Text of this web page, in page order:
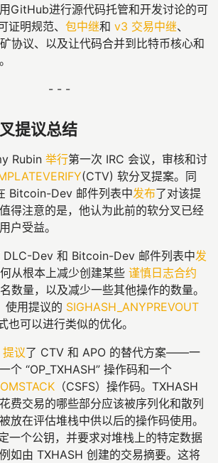
GitHub进行源代码托管和开发讨论的可
证明规范、 包中继和 v3 交易中继、
协议、以及让代码合并到比特币核心和
- - -
提议总结
Rubin 举行第一次 IRC 会议，审核和讨
(CTV) 软分叉提案。同
Bitcoin-Dev 邮件列表中发布了对该提
得注意的是，他认为此前的软分叉已经
户受益。
Dev 和 Bitcoin-Dev 邮件列表中发
从根本上减少创建某些 谨慎日志合约
数量，以及减少一些其他操作的数量。
用提议的 SIGHASH_ANYPREVOUT
也可以进行类似的优化。
提议了 CTV 和 APO 的替代方案——一
个 “OP_TXHASH” 操作码和一个
（CSFS）操作码。TXHASH
费交易的哪些部分应该被序列化和散列
放在评估堆栈中供以后的操作码使用。
一个公钥，并要求对堆栈上的特定数据
如由 TXHASH 创建的交易摘要。这将